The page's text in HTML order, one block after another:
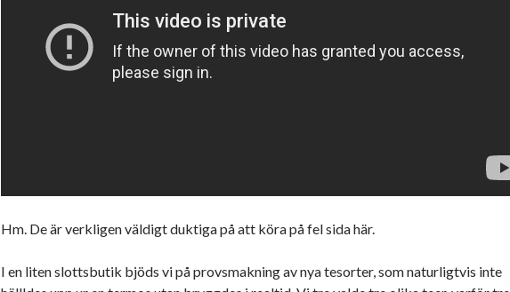
Hm. De är verkligen väldigt duktiga på att köra på fel sida här.
I en liten slottsbutik bjöds vi på provsmakning av nya tesorter, som naturligtvis inte